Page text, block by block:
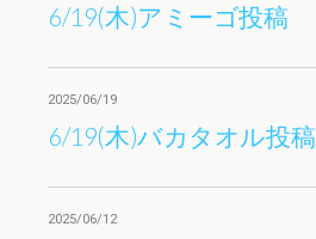
6/19(木)アミーゴ投稿
2025/06/19
6/19(木)バカタオル投稿
2025/06/12